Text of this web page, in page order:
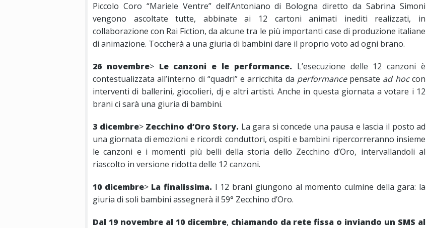
Piccolo Coro “Mariele Ventre” dell’Antoniano di Bologna diretto da Sabrina Simoni
vengono ascoltate tutte, abbinate ai 12 cartoni animati inediti realizzati, in
collaborazione con Rai Fiction, da alcune tra le più importanti case di produzione italiane
di animazione. Toccherà a una giuria di bambini dare il proprio voto ad ogni brano.
26 novembre> Le canzoni e le performance. L’esecuzione delle 12 canzoni è
contestualizzata all’interno di “quadri” e arricchita da performancepensate ad hoccon
interventi di ballerini, giocolieri, dj e altri artisti. Anche in questa giornata a votare i 12
brani ci sarà una giuria di bambini.
3 dicembre> Zecchino d’Oro Story. La gara si concede una pausa e lascia il posto ad
una giornata di emozioni e ricordi: conduttori, ospiti e bambini ripercorreranno insieme
le canzoni e i momenti più belli della storia dello Zecchino d’Oro, intervallandoli al
riascolto in versione ridotta delle 12 canzoni.
10 dicembre> La finalissima. I 12 brani giungono al momento culmine della gara: la
giuria di soli bambini assegnerà il 59° Zecchino d’Oro.
Dal 19 novembre al 10 dicembre, chiamando da rete fissa o inviando un SMS al